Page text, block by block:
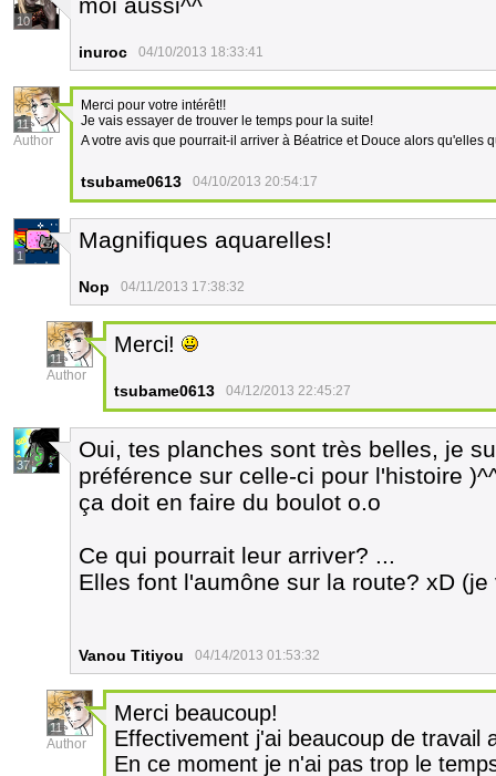
10
inuroc 04/10/2013 18:33:41
11
Author
Merci pour votre intérêt!!
Je vais essayer de trouver le temps pour la suite!
A votre avis que pourrait-il arriver à Béatrice et Douce alors qu'elles
tsubame0613 04/10/2013 20:54:17
1
Magnifiques aquarelles!
Nop 04/11/2013 17:38:32
11
Author
Merci!
tsubame0613 04/12/2013 22:45:27
37
Oui, tes planches sont très belles, je
préférence sur celle-ci pour l'histoire
ça doit en faire du boulot o.o
Ce qui pourrait leur arriver? ...
Elles font l'aumône sur la route? xD
Vanou Titiyou 04/14/2013 01:53:32
11
Author
Merci beaucoup!
Effectivement j'ai beaucoup de travail
En ce moment je n'ai pas trop le